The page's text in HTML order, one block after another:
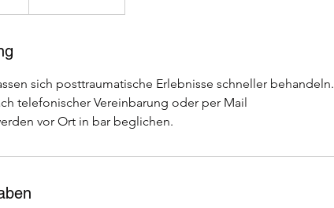
sich posttraumatische Erlebnisse schneller behandeln.
telefonischer Vereinbarung oder per Mail
vor Ort in bar beglichen.